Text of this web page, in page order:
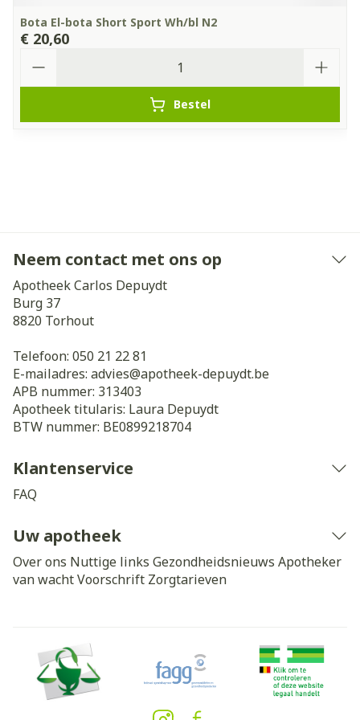
Bota El-bota Short Sport Wh/bl N2
€ 20,60
Bestel
Neem contact met ons op
Apotheek Carlos Depuydt
Burg 37
8820 Torhout
Telefoon: 050 21 22 81
E-mailadres: advies@apotheek-depuydt.be
APB nummer: 313403
Apotheek titularis: Laura Depuydt
BTW nummer: BE0899218704
Klantenservice
FAQ
Uw apotheek
Over ons Nuttige links Gezondheidsnieuws Apotheker
van wachtVoorschrift Zorgtarieven